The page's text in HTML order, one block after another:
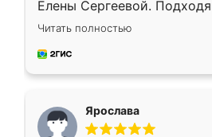
Елены Сергеевой.
короткие сроки
для замера сотрудник
предложил по моему
Читать полностью
Ярослава